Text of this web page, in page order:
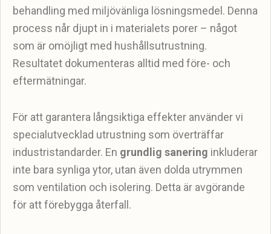
behandling med miljövänliga lösningsmedel. Denna
process når djupt in i materialets porer – något
som är omöjligt med hushållsutrustning.
Resultatet dokumenteras alltid med före- och
eftermätningar.
För att garantera långsiktiga effekter använder vi
specialutvecklad utrustning som överträffar
industristandarder. En grundlig sanering inkluderar
inte bara synliga ytor, utan även dolda utrymmen
som ventilation och isolering. Detta är avgörande
för att förebygga återfall.